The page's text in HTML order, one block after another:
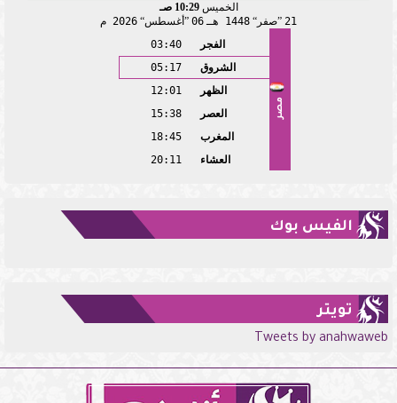
الخميس10:29 صـ
21 صفر 1448 هـ 06 أغسطس 2026 م
مصر
الفجر
03:40
الشروق
05:17
الظهر
12:01
العصر
15:38
المغرب
18:45
العشاء
20:11
الفيس بوك
تويتر
Tweets by anahwaweb